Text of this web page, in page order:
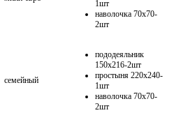
1шт
наволочка 70х70-
2шт
семейный
пододеяльник
150х216-2шт
простыня 220х240-
1шт
наволочка 70х70-
2шт